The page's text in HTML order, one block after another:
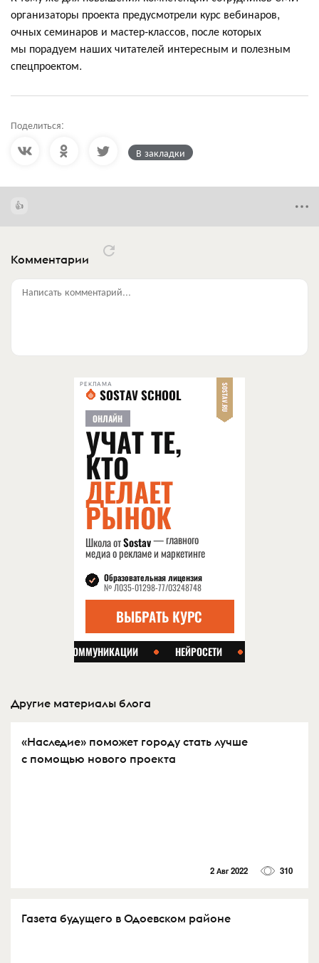
организаторы проекта предусмотрели курс вебинаров,
очных семинаров и мастер-классов, после которых
мы порадуем наших читателей интересным и полезным
спецпроектом.
Поделиться:
В закладки
Комментарии
Написать комментарий...
РЕКЛАМА
Другие материалы блога
«Наследие» поможет городу стать лучше
с помощью нового проекта
2 Авг 2022 310
Газета будущего в Одоевском районе